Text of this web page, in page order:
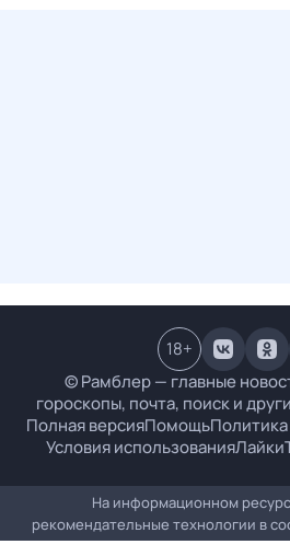
© Рамблер — главные
гороскопы, почта, поиск и
Полная версияПомощь
Условия использованияЛайки
18+
На информационном
рекомендательные технологии в